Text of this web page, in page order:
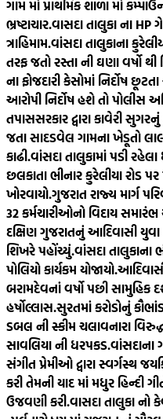
ગામ માં પ્રાથમિક શાળા માં
ભ્રષ્ટાચાર.વાસદા તાલુકા ના HP
ત્રાહિમામ.વાંસદા તાલુકાના
તરફ જતો રસ્તા ની ઘણા વર્ષો થી
ના ફોજદારી કેસોમાં નિર્દોષ
આરોપી નિર્દોષ હશે તો પોલીસ
તપાસસરકાર દ્વારા કાવેરી
જતા સાદડવેલ ગામના ખેડૂતો
કાઢી.વાંસદા તાલુકામાં પડી
છલકાતા ભીનાર કુરેલીયા રોડ
ખોરવાયો.ગુજરાત રાજ્ય માર્ગ
32 કર્મચારીઓનો વિદાય સમારંભ
દક્ષિણ ગુજરાતનું આદિવાસી
શિખરે પહોંચ્યું.વાંસદા તાલુકાના
પોલિયો કાર્યકમ યોજાયો.
બરામદેવનાં વર્ષો પછી સામુહિક
હર્ષોલ્લાસ.સુરતમાં કરોડોનું
ડબલ ની સ્કીમ ચલાવનારા
સાવલિયા ની ધરપકડ.વાંસદાના
સંગીત પ્રેમીઓ દ્વારા સ્વર્ગસ્થ
કરી તેમની યાદ માં મધુર હિન્દી
ઉજવણી કરી.વાસદા તાલુકા નો